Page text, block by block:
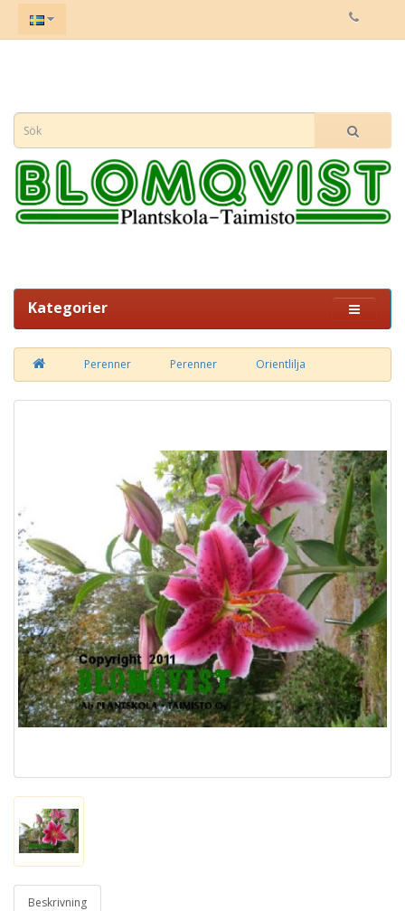
Kategorier
Perenner Perenner Orientlilja
Beskrivning